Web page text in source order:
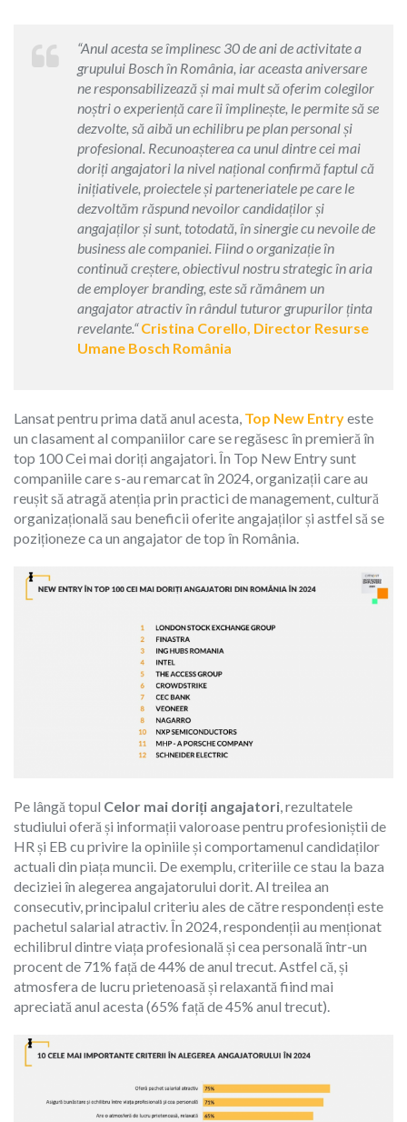
“Anul acesta se împlinesc 30 de ani de activitate a
grupului Bosch în România, iar aceasta aniversare
ne responsabilizează și mai mult să oferim colegilor
noștri o experiență care îi împlinește, le permite să se
dezvolte, să aibă un echilibru pe plan personal și
profesional. Recunoașterea ca unul dintre cei mai
doriți angajatori la nivel național confirmă faptul că
inițiativele, proiectele și parteneriatele pe care le
dezvoltăm răspund nevoilor candidaților și
angajaților și sunt, totodată, în sinergie cu nevoile de
business ale companiei. Fiind o organizație în
continuă creștere, obiectivul nostru strategic în aria
de employer branding, este să rămânem un
angajator atractiv în rândul tuturor grupurilor ținta
revelante.“Cristina Corello, Director Resurse
Umane Bosch România
Lansat pentru prima dată anul acesta, Top New Entryeste
un clasament al companiilor care se regăsesc în premieră în
top 100Cei mai doriți angajatori.În Top New Entrysunt
companiile care s-au remarcat în 2024, organizații care au
reușit să atragă atenția prin practici de management, cultură
organizațională sau beneficii oferite angajaților și astfel să se
poziționeze ca un angajator de top în România.
Pe lângă topul Celor mai doriți angajatori, rezultatele
studiului oferă și informații valoroase pentru profesioniștii de
HR și EB cu privire la opiniile și comportamenul candidaților
actuali din piața muncii. De exemplu, criteriile ce stau la baza
deciziei în alegerea angajatorului dorit. Al treilea an
consecutiv, principalul criteriu ales de către respondenți este
pachetul salarial atractiv. În 2024, respondenții au menționat
echilibrul dintre viața profesională și cea personală într-un
procent de 71% față de 44% de anul trecut. Astfel că, și
atmosfera de lucru prietenoasă și relaxantă fiind mai
apreciată anul acesta (65% față de 45% anul trecut).